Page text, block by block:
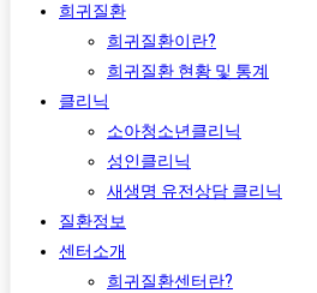
희귀질환
희귀질환이란?
희귀질환 현황 및 통계
클리닉
소아청소년클리닉
성인클리닉
새생명 유전상담 클리닉
질환정보
센터소개
희귀질환센터란?